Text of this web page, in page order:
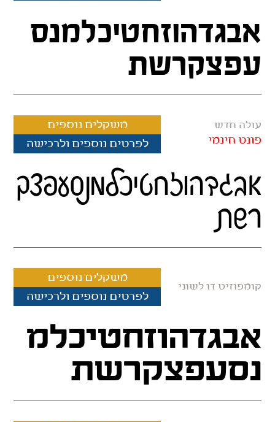
אבגדהוזחטיכלמנס
עפצקרשת
עולה חדש
פונט חינמי
משקלים נוספים
לפרטים נוספים ולרכישה
אבגדהוזחטיכלמנסעפצק
רשת
קומפוזיט דו לשוני
משקלים נוספים
לפרטים נוספים ולרכישה
אבגדהוזחטיכלמ
נסעפצקרשת